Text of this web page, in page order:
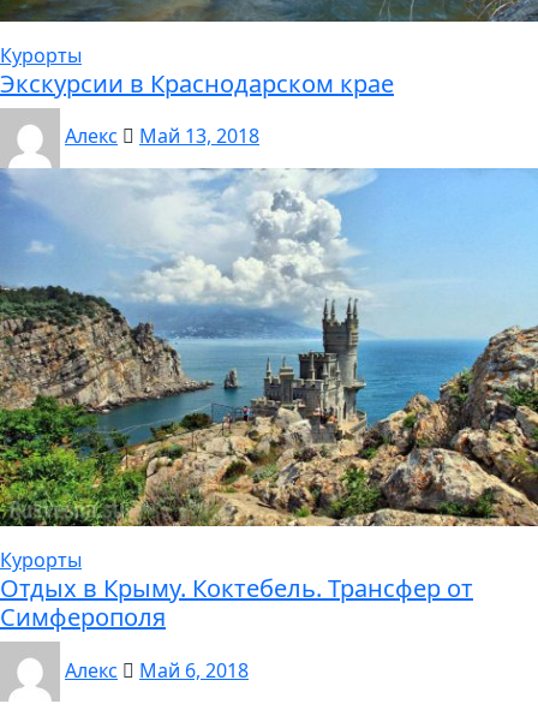
Курорты
Экскурсии в Краснодарском крае
Алекс Май 13, 2018
Курорты
Отдых в Крыму. Коктебель. Трансфер от
Симферополя
Алекс Май 6, 2018